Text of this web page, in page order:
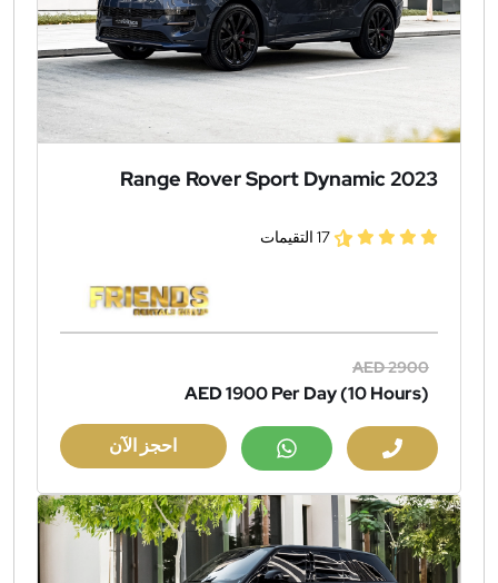
Range Rover Sport Dynamic 2023
17 التقيمات
AED 2900
AED 1900Per Day (10 Hours)
احجز الآن